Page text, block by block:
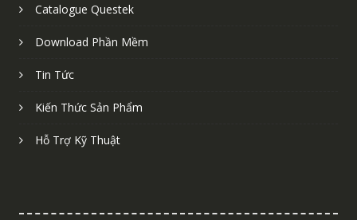
Catalogue Questek
Download Phần Mềm
Tin Tức
Kiến Thức Sản Phẩm
Hỗ Trợ Kỹ Thuật